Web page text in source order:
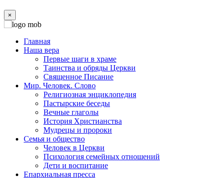
×
Главная
Наша вера
Первые шаги в храме
Таинства и обряды Церкви
Священное Писание
Мир. Человек. Слово
Религиозная энциклопедия
Пастырские беседы
Вечные глаголы
История Христианства
Мудрецы и пророки
Семья и общество
Человек в Церкви
Психология семейных отношений
Дети и воспитание
Епархиальная пресса